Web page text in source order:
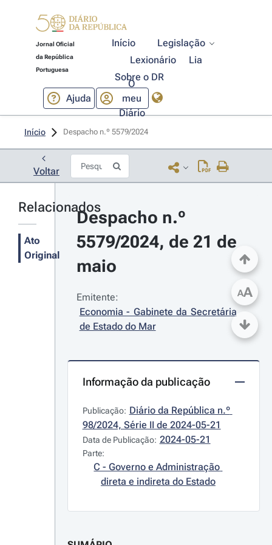
Jornal Oficial
da República
Portuguesa
Início
Legislação
Lexionário
Lia
Sobre o DR
Ajuda
O
meu
Diário
Início Despacho n.º 5579/2024
Voltar
Relacionados
Ato
Original
Despacho n.º
5579/2024, de 21 de
maio
Emitente:
Economia - Gabinete da Secretária
de Estado do Mar
Informação da publicação
Publicação: Diário da República n.º
98/2024, Série II de 2024-05-21
Data de Publicação: 2024-05-21
Parte:
C - Governo e Administração
direta e indireta do Estado
AA